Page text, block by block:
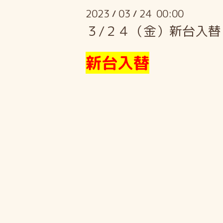
2023 / 03 / 24 00:00
３/２４（金）新台
新台入替